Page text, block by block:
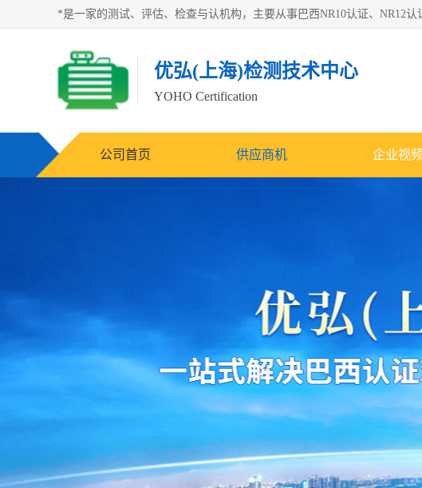
优弘(上海)检测技术中心
YOHO Certification
公司首页 供应商机 企业视频